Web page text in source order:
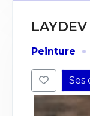
LAYDEV
Peinture ·
Ses